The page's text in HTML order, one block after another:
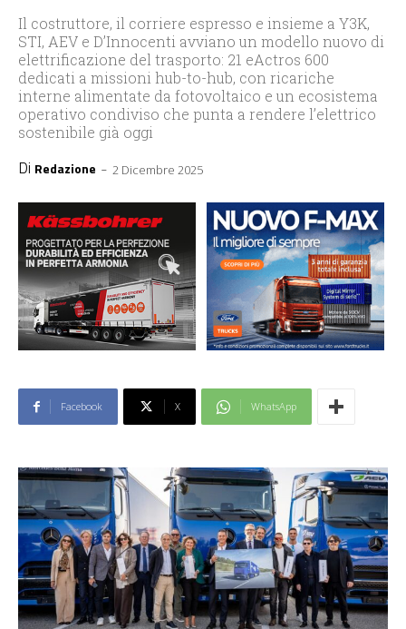
Il costruttore, il corriere espresso e insieme a Y3K,
STI, AEV e D’Innocenti avviano un modello nuovo di
elettrificazione del trasporto: 21 eActros 600
dedicati a missioni hub-to-hub, con ricariche
interne alimentate da fotovoltaico e un ecosistema
operativo condiviso che punta a rendere l’elettrico
sostenibile già oggi
Di Redazione - 2 Dicembre 2025
Facebook X WhatsApp